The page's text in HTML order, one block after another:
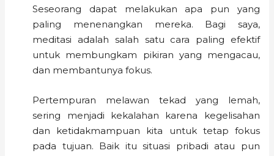
Seseorang dapat melakukan apa pun yang
paling menenangkan mereka. Bagi saya,
meditasi adalah salah satu cara paling efektif
untuk membungkam pikiran yang mengacau,
dan membantunya fokus.
Pertempuran melawan tekad yang lemah,
sering menjadi kekalahan karena kegelisahan
dan ketidakmampuan kita untuk tetap fokus
pada tujuan. Baik itu situasi pribadi atau pun